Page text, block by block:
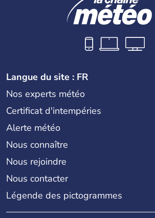
Langue du site : FR
Nos experts météo
Certificat d'intempéries
Alerte météo
Nous connaître
Nous rejoindre
Nous contacter
Légende des pictogrammes